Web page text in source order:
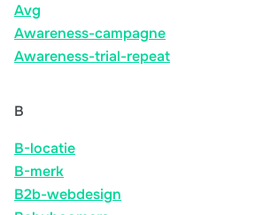
Avg
Awareness-campagne
Awareness-trial-repeat
B
B-locatie
B-merk
B2b-webdesign